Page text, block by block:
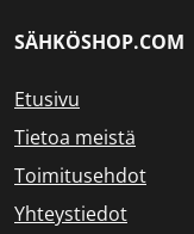
SÄHKÖSHOP.COM
Etusivu
Tietoa meistä
Toimitusehdot
Yhteystiedot